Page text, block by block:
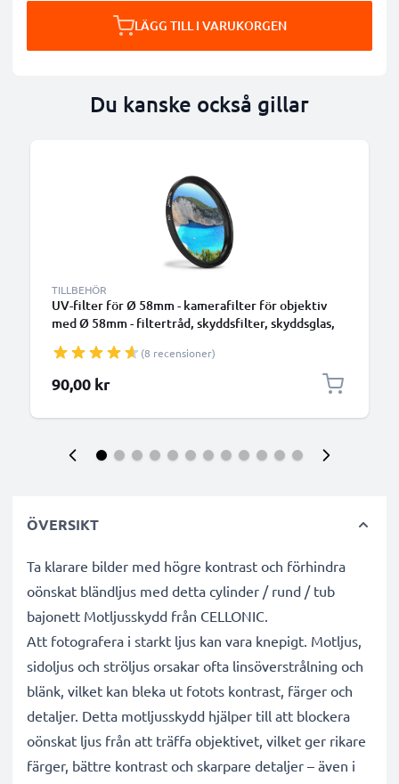
LÄGG TILL I VARUKORGEN
Du kanske också gillar
TILLBEHÖR
UV-filter för Ø 58mm - kamerafilter för objektiv
med Ø 58mm - filtertråd, skyddsfilter, skyddsglas,
(8 recensioner)
90,00 kr
ÖVERSIKT
Ta klarare bilder med högre kontrast och förhindra
oönskat bländljus med detta cylinder / rund / tub
bajonett Motljusskydd från CELLONIC.
Att fotografera i starkt ljus kan vara knepigt. Motljus,
sidoljus och ströljus orsakar ofta linsöverstrålning och
blänk, vilket kan bleka ut fotots kontrast, färger och
detaljer. Detta motljusskydd hjälper till att blockera
oönskat ljus från att träffa objektivet, vilket ger rikare
färger, bättre kontrast och skarpare detaljer – även i